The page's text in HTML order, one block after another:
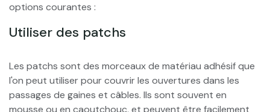
options courantes :
Utiliser des patchs
Les patchs sont des morceaux de matériau adhésif que
l'on peut utiliser pour couvrir les ouvertures dans les
passages de gaines et câbles. Ils sont souvent en
mousse ou en caoutchouc, et peuvent être facilement